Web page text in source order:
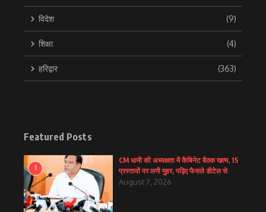
विदेश (9)
शिक्षा (4)
हरिद्वार (363)
Featured Posts
1
CM धामी की अध्यक्षता में कैबिनेट बैठक खत्म, 15
प्रस्तावों पर लगी मुहर, पढ़िए फैसले डीटेल से
August 7, 2026